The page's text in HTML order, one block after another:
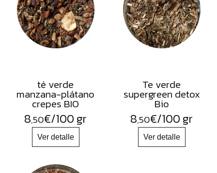
té verde
manzana-plátano
crepes BIO
8,50€/100 gr
Te verde
supergreen detox
Bio
8,50€/100 gr